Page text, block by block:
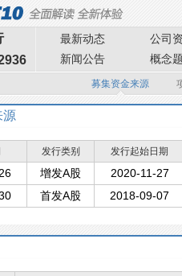
最新动态 公司
新闻公告
概念
募集资金来源
源
发行类别 发行起始日期
增发A股 2020-11-27
首发A股 2018-09-07